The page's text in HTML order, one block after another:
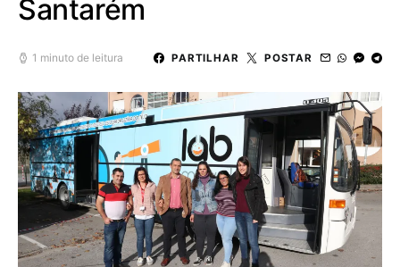
Santarém
1 minuto de leitura PARTILHAR POSTAR